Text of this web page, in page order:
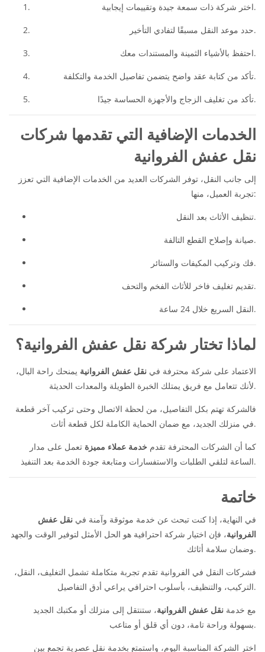
اختر شركة ذات سمعة جيدة وتقييمات إيجابية.
حدد موعد النقل مسبقًا لتفادي التأخير.
احتفظ بالأشياء الثمينة والمستندات معك.
تأكد من كتابة عقد واضح يتضمن تفاصيل الخدمة والتكلفة.
تأكد من تغليف الزجاج والأجهزة الحساسة جيدًا.
الخدمات الإضافية التي تقدمها شركات
نقل عفش الفروانية
إلى جانب النقل، توفر الشركات العديد من الخدمات الإضافية التي تعزز
تجربة العميل، منها:
تنظيف الأثاث بعد النقل.
صيانة وإصلاح القطع التالفة.
فك وتركيب المكيفات والستائر.
تقديم تغليف فاخر للأثاث الفخم والتحف.
النقل السريع خلال 24 ساعة.
لماذا تختار شركة نقل عفش الفروانية؟
الاعتماد على شركة محترفة في نقل عفش الفروانية يمنحك راحة البال،
لأنك تتعامل مع فريق يمتلك الخبرة الطويلة والمعدات الحديثة.
فالشركة تهتم بكل التفاصيل، من لحظة الاتصال وحتى تركيب آخر قطعة
في منزلك الجديد، مع ضمان الحماية الكاملة لكل قطعة أثاث.
كما أن الشركات المحترفة تقدم خدمة عملاء مميزة تعمل على مدار
الساعة لتلقي الطلبات والاستفسارات ومتابعة جودة الخدمة بعد التنفيذ.
خاتمة
في النهاية، إذا كنت تبحث عن خدمة موثوقة وآمنة في نقل عفش
الفروانية، فإن اختيار شركة احترافية هو الحل الأمثل لتوفير الوقت والجهد
وضمان سلامة أثاثك.
فشركات النقل في الفروانية تقدم تجربة متكاملة تشمل التغليف، النقل،
التركيب، والتنظيف، بأسلوب احترافي يراعي أدق التفاصيل.
مع خدمة نقل عفش الفروانية، ستنتقل إلى منزلك أو مكتبك الجديد
بسهولة وراحة تامة، دون أي قلق أو متاعب.
اختر الشركة المناسبة اليوم، واستمتع بخدمة نقل عصرية تجمع بين